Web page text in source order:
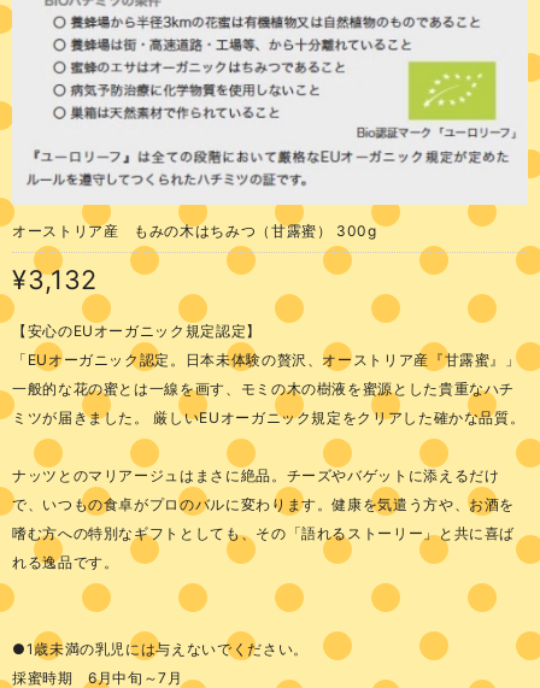
オーストリア産 もみの木はちみつ（甘露蜜） 300g
¥3,132
【安心のEUオーガニック規定認定】
「EUオーガニック認定。日本未体験の贅沢、オーストリア産『甘露蜜』」
一般的な花の蜜とは一線を画す、モミの木の樹液を蜜源とした貴重なハチ
ミツが届きました。 厳しいEUオーガニック規定をクリアした確かな品質。
ナッツとのマリアージュはまさに絶品。チーズやバゲットに添えるだけ
で、いつもの食卓がプロのバルに変わります。健康を気遣う方や、お酒を
嗜む方への特別なギフトとしても、その「語れるストーリー」と共に喜ば
れる逸品です。
●1歳未満の乳児には与えないでください。
採蜜時期 6月中旬～7月